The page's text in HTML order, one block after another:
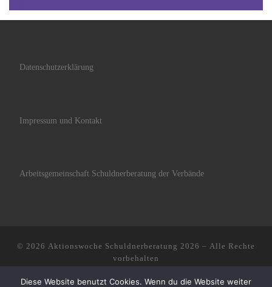
Datenschutzerklärung
Impressum und Kontakt
Arbeitsgemeinschaft Schuldnerberatung der Verbände
© 2026 Aktionswoche Schuldnerberatung 2026 – Alle Rechte
vorbehalten
Diese Website benutzt Cookies. Wenn du die Website weiter